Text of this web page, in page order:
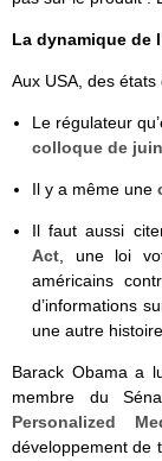
La dynamique de
Aux USA, des états
Le régulateur
colloque de
Il y a même une
Il faut aussi
Act, une loi
américains
d’informations
une autre
Barack Obama a
membre du
Personalized
développement de